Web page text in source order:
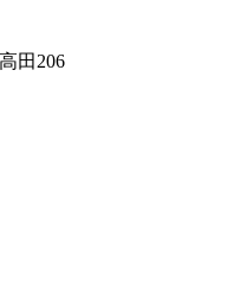
田206